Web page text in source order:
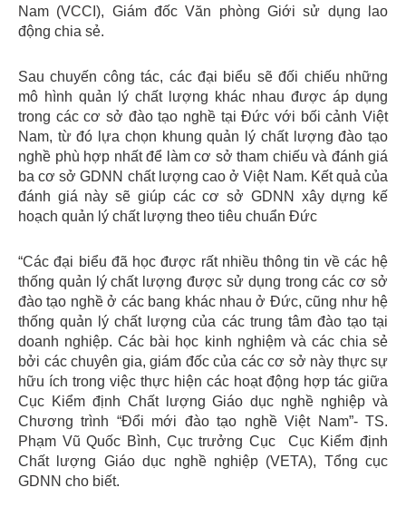
Nam (VCCI), Giám đốc Văn phòng Giới sử dụng lao
động chia sẻ.
Sau chuyến công tác, các đại biểu sẽ đối chiếu những
mô hình quản lý chất lượng khác nhau được áp dụng
trong các cơ sở đào tạo nghề tại Đức với bối cảnh Việt
Nam, từ đó lựa chọn khung quản lý chất lượng đào tạo
nghề phù hợp nhất để làm cơ sở tham chiếu và đánh giá
ba cơ sở GDNN chất lượng cao ở Việt Nam. Kết quả của
đánh giá này sẽ giúp các cơ sở GDNN xây dựng kế
hoạch quản lý chất lượng theo tiêu chuẩn Đức
“Các đại biểu đã học được rất nhiều thông tin về các hệ
thống quản lý chất lượng được sử dụng trong các cơ sở
đào tạo nghề ở các bang khác nhau ở Đức, cũng như hệ
thống quản lý chất lượng của các trung tâm đào tạo tại
doanh nghiệp. Các bài học kinh nghiệm và các chia sẻ
bởi các chuyên gia, giám đốc của các cơ sở này thực sự
hữu ích trong việc thực hiện các hoạt động hợp tác giữa
Cục Kiểm định Chất lượng Giáo dục nghề nghiệp và
Chương trình “Đổi mới đào tạo nghề Việt Nam”- TS.
Phạm Vũ Quốc Bình, Cục trưởng Cục Cục Kiểm định
Chất lượng Giáo dục nghề nghiệp (VETA), Tổng cục
GDNN cho biết.